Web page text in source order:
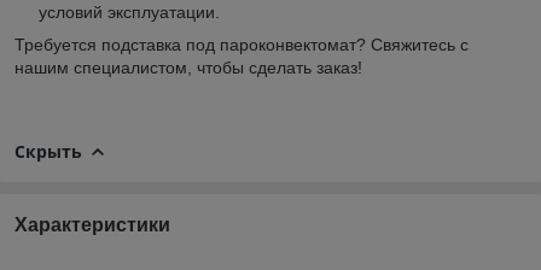
условий эксплуатации.
Требуется подставка под пароконвектомат? Свяжитесь с
нашим специалистом, чтобы сделать заказ!
Скрыть
Характеристики